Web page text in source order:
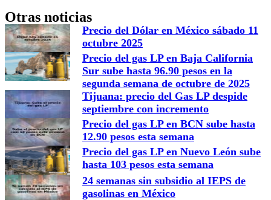
Otras noticias
Precio del Dólar en México sábado 11
octubre 2025
Precio del gas LP en Baja California
Sur sube hasta 96.90 pesos en la
segunda semana de octubre de 2025
Tijuana: precio del Gas LP despide
septiembre con incremento
Precio del gas LP en BCN sube hasta
12.90 pesos esta semana
Precio del gas LP en Nuevo León sube
hasta 103 pesos esta semana
24 semanas sin subsidio al IEPS de
gasolinas en México